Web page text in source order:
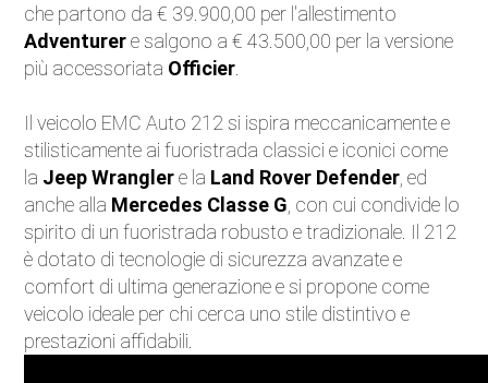
che partono da € 39.900,00 per l'allestimento
Adventurere salgono a € 43.500,00 per la versione
più accessoriata Officier
Il veicolo EMC Auto 212 si ispira meccanicamente e
stilisticamente ai fuoristrada classici e iconici come
la Jeep Wranglere la Land Rover Defender , ed
anche alla Mercedes Classe G , con cui condivide lo
spirito di un fuoristrada robusto e tradizionale. Il 212
è dotato di tecnologie di sicurezza avanzate e
comfort di ultima generazione e si propone come
veicolo ideale per chi cerca uno stile distintivo e
prestazioni affidabili.